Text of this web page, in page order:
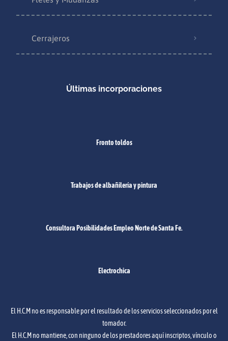
Cerrajeros
Últimas incorporaciones
Fronto toldos
Trabajos de albañilería y pintura
Consultora Posibilidades Empleo Norte de Santa Fe.
Electrochica
El H.C.M no es responsable por el resultado de los servicios seleccionados por el
tomador.
El H.C.M no mantiene, con ninguno de los prestadores aquí inscriptos, vínculo o